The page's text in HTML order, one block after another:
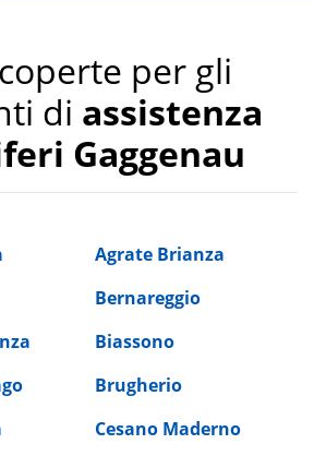
per gli
di assistenza
Gaggenau
Agrate Brianza
Bernareggio
Biassono
Brugherio
Cesano Maderno